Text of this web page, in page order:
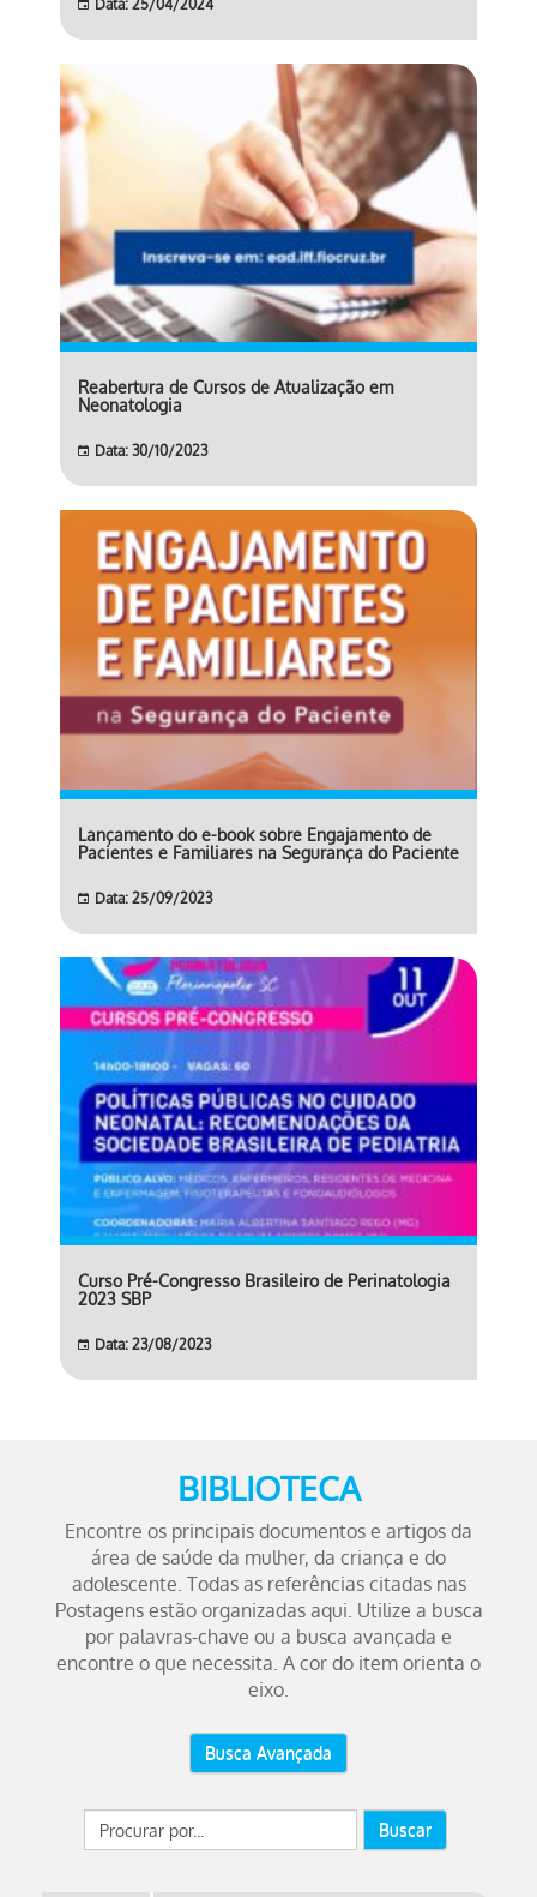
Data: 25/04/2024
Reabertura de Cursos de Atualização em
Neonatologia
Data: 30/10/2023
Lançamento do e-book sobre Engajamento de
Pacientes e Familiares na Segurança do Paciente
Data: 25/09/2023
Curso Pré-Congresso Brasileiro de Perinatologia
2023 SBP
Data: 23/08/2023
BIBLIOTECA
Encontre os principais documentos e artigos da
área de saúde da mulher, da criança e do
adolescente. Todas as referências citadas nas
Postagens estão organizadas aqui. Utilize a busca
por palavras-chave ou a busca avançada e
encontre o que necessita. A cor do item orienta o
eixo.
Busca Avançada
Buscar